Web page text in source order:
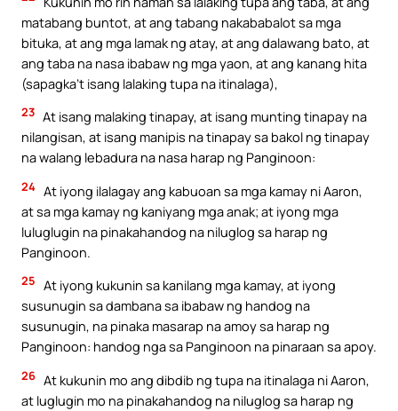
matabang buntot, at ang tabang nakababalot sa mga
bituka, at ang mga lamak ng atay, at ang dalawang bato, at
ang taba na nasa ibabaw ng mga yaon, at ang kanang hita
(sapagka’t isang lalaking tupa na itinalaga),
23 At isang malaking tinapay, at isang munting tinapay na
nilangisan, at isang manipis na tinapay sa bakol ng tinapay
na walang lebadura na nasa harap ng Panginoon:
24 At iyong ilalagay ang kabuoan sa mga kamay ni Aaron,
at sa mga kamay ng kaniyang mga anak; at iyong mga
luluglugin na pinakahandog na niluglog sa harap ng
Panginoon.
25 At iyong kukunin sa kanilang mga kamay, at iyong
susunugin sa dambana sa ibabaw ng handog na
susunugin, na pinaka masarap na amoy sa harap ng
Panginoon: handog nga sa Panginoon na pinaraan sa apoy.
26 At kukunin mo ang dibdib ng tupa na itinalaga ni Aaron,
at luglugin mo na pinakahandog na niluglog sa harap ng